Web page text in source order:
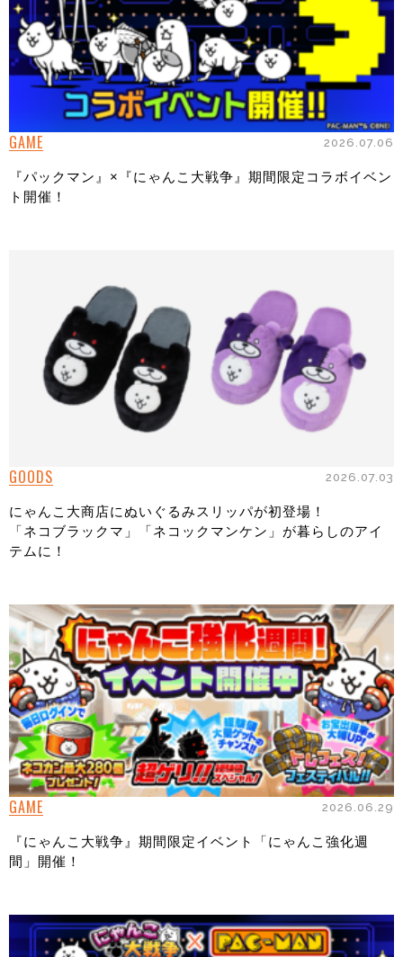
GAME 2026.07.06
『パックマン』×『にゃんこ大戦争』期間限定コラボイベン
ト開催！
GOODS 2026.07.03
にゃんこ大商店にぬいぐるみスリッパが初登場！
「ネコブラックマ」「ネコックマンケン」が暮らしのアイ
テムに！
GAME 2026.06.29
『にゃんこ大戦争』期間限定イベント「にゃんこ強化週
間」開催！